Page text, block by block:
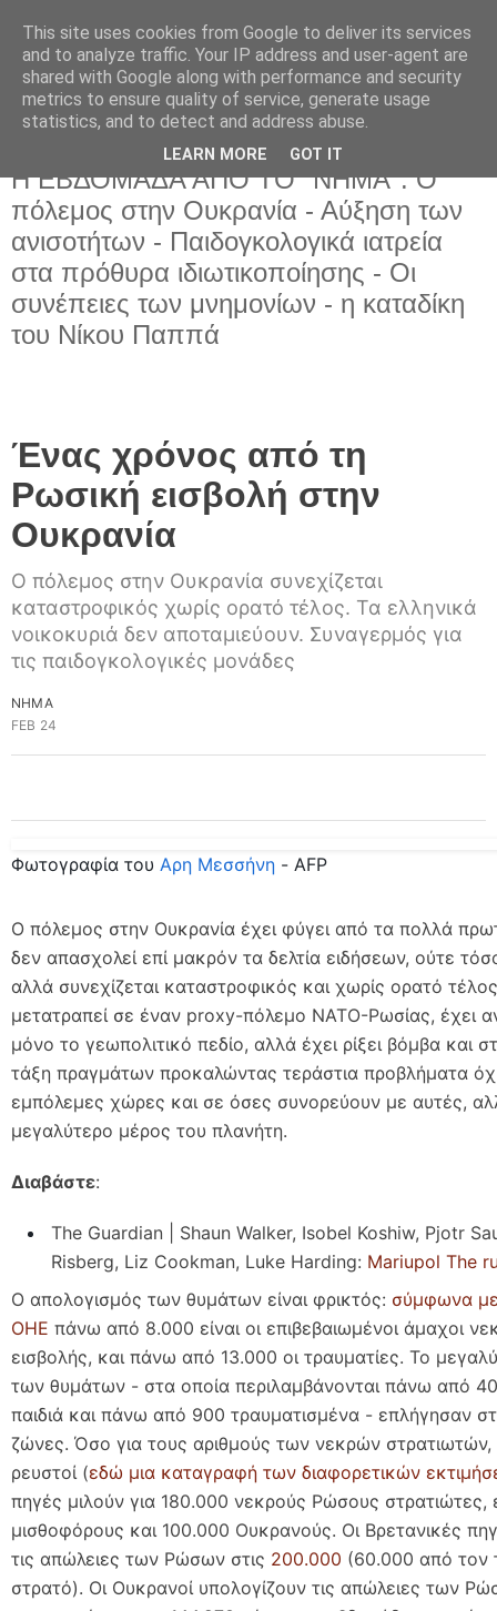
Σάββατο 25 Φεβρουαρίου 2023
Η ΕΒΔΟΜΑΔΑ ΑΠΟ ΤΟ "ΝΗΜΑ": Ο
πόλεμος στην Ουκρανία - Αύξηση των
ανισοτήτων - Παιδογκολογικά ιατρεία
στα πρόθυρα ιδιωτικοποίησης - Οι
συνέπειες των μνημονίων - η καταδίκη
του Νίκου Παππά
Ένας χρόνος από τη
Ρωσική εισβολή στην
Ουκρανία
Ο πόλεμος στην Ουκρανία συνεχίζεται
καταστροφικός χωρίς ορατό τέλος. Τα ελληνικά
νοικοκυριά δεν αποταμιεύουν. Συναγερμός για
τις παιδογκολογικές μονάδες
ΝΗΜΑ
FEB 24
Φωτογραφία του Αρη Μεσσήνη - AFP
Ο πόλεμος στην Ουκρανία έχει φύγει από τα πολλά
δεν απασχολεί επί μακρόν τα δελτία ειδήσεων, ούτε
αλλά συνεχίζεται καταστροφικός και χωρίς ορατό
μετατραπεί σε έναν proxy-πόλεμο ΝΑΤΟ-Ρωσίας, έχει
μόνο το γεωπολιτικό πεδίο, αλλά έχει ρίξει βόμβα και
τάξη πραγμάτων προκαλώντας τεράστια προβλήματα
εμπόλεμες χώρες και σε όσες συνορεύουν με αυτές,
μεγαλύτερο μέρος του πλανήτη.
Διαβάστε:
The Guardian | Shaun Walker, Isobel Koshiw, Pjotr
Risberg, Liz Cookman, Luke Harding: Mariupol The
Ο απολογισμός των θυμάτων είναι φρικτός: σύμφωνα
ΟΗΕ πάνω από 8.000 είναι οι επιβεβαιωμένοι άμαχοι
εισβολής, και πάνω από 13.000 οι τραυματίες. Το
των θυμάτων - στα οποία περιλαμβάνονται πάνω από
παιδιά και πάνω από 900 τραυματισμένα - επλήγησαν
ζώνες. Όσο για τους αριθμούς των νεκρών στρατιωτών,
ρευστοί (εδώ μια καταγραφή των διαφορετικών
πηγές μιλούν για 180.000 νεκρούς Ρώσους στρατιώτες,
μισθοφόρους και 100.000 Ουκρανούς. Οι Βρετανικές
τις απώλειες των Ρώσων στις 200.000 (60.000 από τον
στρατό). Οι Ουκρανοί υπολογίζουν τις απώλειες των
This site uses cookies from Google to deliver its services
and to analyze traffic. Your IP address and user-agent are
shared with Google along with performance and security
metrics to ensure quality of service, generate usage
statistics, and to detect and address abuse.
LEARN MORE GOT IT